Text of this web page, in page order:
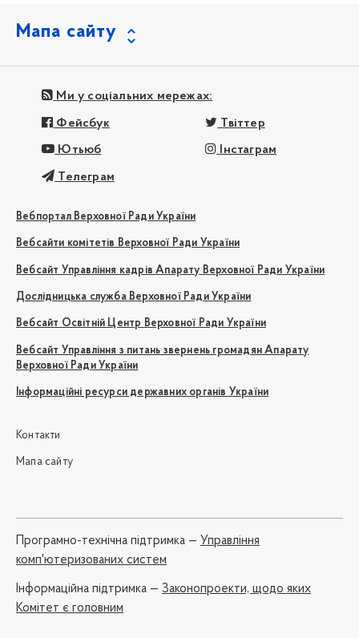
Мапа сайту
Ми у соціальних мережах:
Фейсбук Твіттер
Ютьюб Інстаграм
Телеграм
Вебпортал Верховної Ради України
Вебсайти комітетів Верховної Ради України
Вебсайт Управління кадрів Апарату Верховної Ради України
Дослідницька служба Верховної Ради України
Вебсайт Освітній Центр Верховної Ради України
Вебсайт Управління з питань звернень громадян Апарату
Верховної Ради України
Інформаційні ресурси державних органів України
Контакти
Мапа сайту
Програмно-технічна підтримка — Управління
комп'ютеризованих систем
Iнформаційна підтримка — Законопроекти, щодо яких
Комітет є головним